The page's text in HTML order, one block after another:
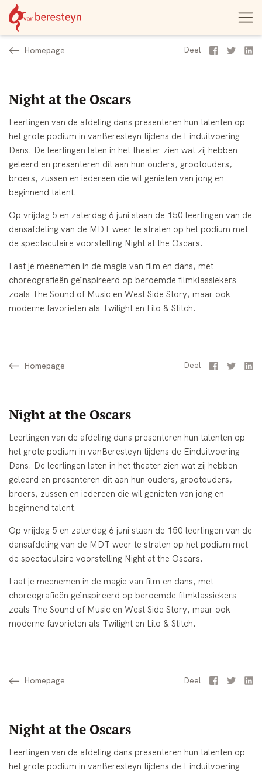
Navigatie
overslaan
Theater
vanBeresteyn
Open
Homepage Deel Facebook
Twitter
Night at the Oscars
Leerlingen van de afdeling dans presenteren hun talenten op
het grote podium in vanBeresteyn tijdens de Einduitvoering
Dans. De leerlingen laten in het theater zien wat zij hebben
geleerd en presenteren dit aan hun ouders, grootouders,
broers, zussen en iedereen die wil genieten van jong en
beginnend talent.
Op vrijdag 5 en zaterdag 6 juni staan de 150 leerlingen van de
dansafdeling van de MDT weer te stralen op het podium met
de spectaculaire voorstelling Night at the Oscars.
Laat je meenemen in de magie van film en dans, met
choreografieën geïnspireerd op beroemde filmklassiekers
zoals The Sound of Music en West Side Story, maar ook
moderne favorieten als Twilight en Lilo & Stitch.
Homepage Deel Facebook
Twitter
Night at the Oscars
Leerlingen van de afdeling dans presenteren hun talenten op
het grote podium in vanBeresteyn tijdens de Einduitvoering
Dans. De leerlingen laten in het theater zien wat zij hebben
geleerd en presenteren dit aan hun ouders, grootouders,
broers, zussen en iedereen die wil genieten van jong en
beginnend talent.
Op vrijdag 5 en zaterdag 6 juni staan de 150 leerlingen van de
dansafdeling van de MDT weer te stralen op het podium met
de spectaculaire voorstelling Night at the Oscars.
Laat je meenemen in de magie van film en dans, met
choreografieën geïnspireerd op beroemde filmklassiekers
zoals The Sound of Music en West Side Story, maar ook
moderne favorieten als Twilight en Lilo & Stitch.
Homepage Deel Facebook
Twitter
Night at the Oscars
Leerlingen van de afdeling dans presenteren hun talenten op
het grote podium in vanBeresteyn tijdens de Einduitvoering